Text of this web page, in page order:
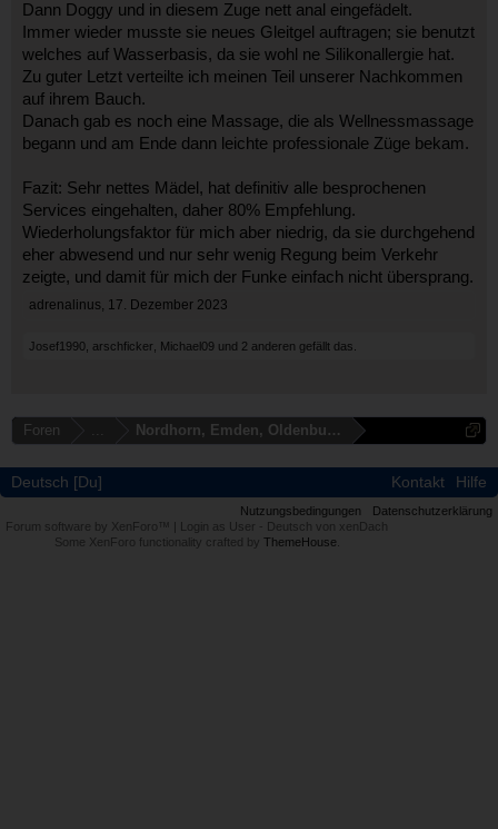
Dann Doggy und in diesem Zuge nett anal eingefädelt.
Immer wieder musste sie neues Gleitgel auftragen; sie benutzt
welches auf Wasserbasis, da sie wohl ne Silikonallergie hat.
Zu guter Letzt verteilte ich meinen Teil unserer Nachkommen
auf ihrem Bauch.
Danach gab es noch eine Massage, die als Wellnessmassage
begann und am Ende dann leichte professionale Züge bekam.
Fazit: Sehr nettes Mädel, hat definitiv alle besprochenen
Services eingehalten, daher 80% Empfehlung.
Wiederholungsfaktor für mich aber niedrig, da sie durchgehend
eher abwesend und nur sehr wenig Regung beim Verkehr
zeigte, und damit für mich der Funke einfach nicht übersprang.
adrenalinus, 17. Dezember 2023
Josef1990, arschficker, Michael09 und 2 anderen gefällt das.
Foren ... Nordhorn, Emden, Oldenburg, Cloppenburg
Deutsch [Du] Kontakt Hilfe
Nutzungsbedingungen
Datenschutzerklärung
Forum software by XenForo™
Login as User - Deutsch von xenDach
Some XenForo functionality crafted by ThemeHouse.